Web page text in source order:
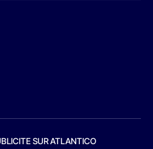
SUR ATLANTICO